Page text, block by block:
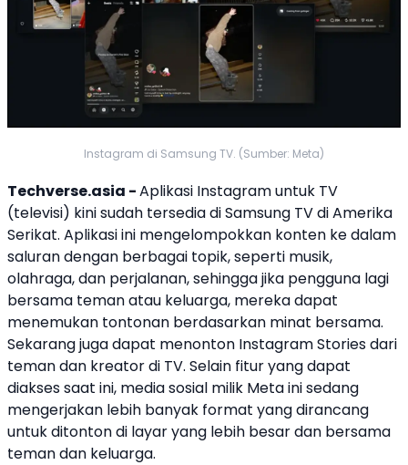
Instagram di Samsung TV. (Sumber: Meta)
Techverse.asia -Aplikasi Instagramuntuk TV
(televisi) kini sudah tersedia diSamsung TVdiAmerika
Serikat. Aplikasi ini mengelompokkan konten ke dalam
saluran dengan berbagai topik, seperti musik,
olahraga, dan perjalanan, sehingga jika pengguna lagi
bersama teman atau keluarga, mereka dapat
menemukan tontonan berdasarkan minat bersama.
Sekarang juga dapat menonton InstagramStories dari
teman dan kreator di TV. Selain fitur yang dapat
diakses saat ini, media sosial milik Meta ini sedang
mengerjakan lebih banyak format yang dirancang
untuk ditonton di layar yang lebih besar dan bersama
teman dan keluarga.